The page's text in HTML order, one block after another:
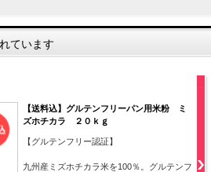
ています
【送料込】グルテンフリーパン用米粉 ミ
ズホチカラ ２０ｋｇ
【グルテンフリー認証】
九州産ミズホチカラ米を100％。グルテンフ